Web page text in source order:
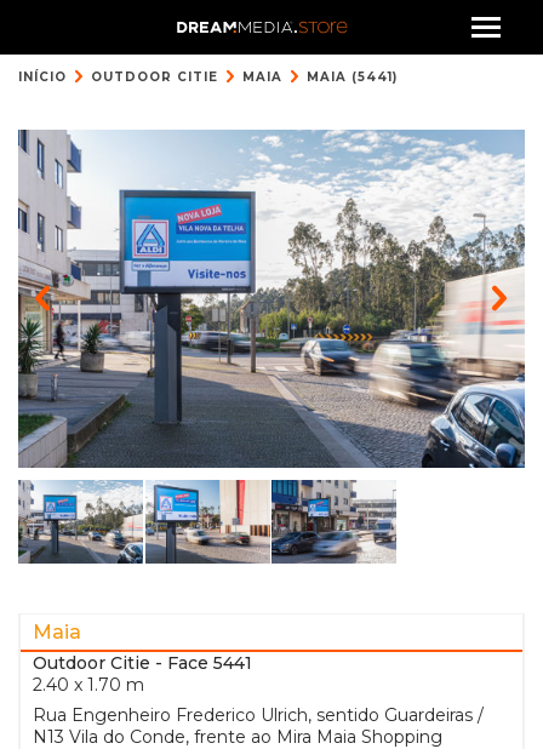
INÍCIO OUTDOOR CITIE MAIA MAIA (5441)
Maia
Outdoor Citie - Face 5441
2.40 x 1.70 m
Rua Engenheiro Frederico Ulrich, sentido Guardeiras /
N13 Vila do Conde, frente ao Mira Maia Shopping